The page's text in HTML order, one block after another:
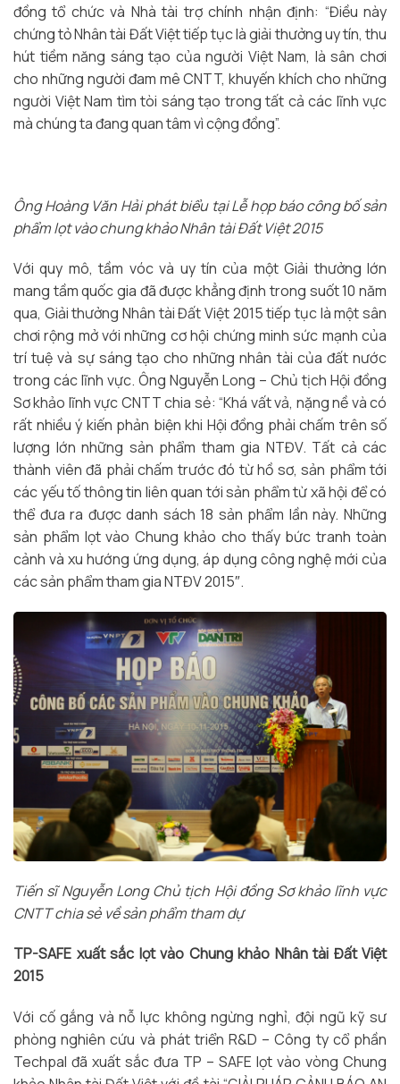
đồng tổ chức và Nhà tài trợ chính nhận định: “Điều này
chứng tỏ Nhân tài Đất Việt tiếp tục là giải thưởng uy tín, thu
hút tiềm năng sáng tạo của người Việt Nam, là sân chơi
cho những người đam mê CNTT, khuyến khích cho những
người Việt Nam tìm tòi sáng tạo trong tất cả các lĩnh vực
mà chúng ta đang quan tâm vì cộng đồng”.
Ông Hoàng Văn Hải phát biểu tại Lễ họp báo công bố sản
phẩm lọt vào chung khảo Nhân tài Đất Việt 2015
Với quy mô, tầm vóc và uy tín của một Giải thưởng lớn
mang tầm quốc gia đã được khẳng định trong suốt 10 năm
qua, Giải thưởng Nhân tài Đất Việt 2015 tiếp tục là một sân
chơi rộng mở với những cơ hội chứng minh sức mạnh của
trí tuệ và sự sáng tạo cho những nhân tài của đất nước
trong các lĩnh vực. Ông Nguyễn Long – Chủ tịch Hội đồng
Sơ khảo lĩnh vực CNTT chia sẻ: “Khá vất vả, nặng nề và có
rất nhiều ý kiến phản biện khi Hội đồng phải chấm trên số
lượng lớn những sản phẩm tham gia NTĐV. Tất cả các
thành viên đã phải chấm trước đó từ hồ sơ, sản phẩm tới
các yếu tố thông tin liên quan tới sản phẩm từ xã hội để có
thể đưa ra được danh sách 18 sản phẩm lần này. Những
sản phẩm lọt vào Chung khảo cho thấy bức tranh toàn
cảnh và xu hướng ứng dụng, áp dụng công nghệ mới của
các sản phẩm tham gia NTĐV 2015″.
Tiến sĩ Nguyễn Long Chủ tịch Hội đồng Sơ khảo lĩnh vực
CNTT chia sẻ về sản phẩm tham dự
TP-SAFE xuất sắc lọt vào Chung khảo Nhân tài Đất Việt
2015
Với cố gắng và nỗ lực không ngừng nghỉ, đội ngũ kỹ sư
phòng nghiên cứu và phát triển R&D – Công ty cổ phần
Techpal đã xuất sắc đưa TP – SAFE lọt vào vòng Chung